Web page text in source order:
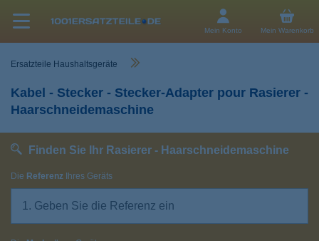
Mein Konto Mein Warenkorb
Ersatzteile Haushaltsgeräte
Kabel - Stecker - Stecker-Adapter pour Rasierer -
Haarschneidemaschine
Finden Sie Ihr Rasierer - Haarschneidemaschine
Die Referenz Ihres Geräts